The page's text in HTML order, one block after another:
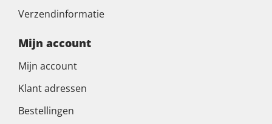
Verzendinformatie
Mijn account
Mijn account
Klant adressen
Bestellingen